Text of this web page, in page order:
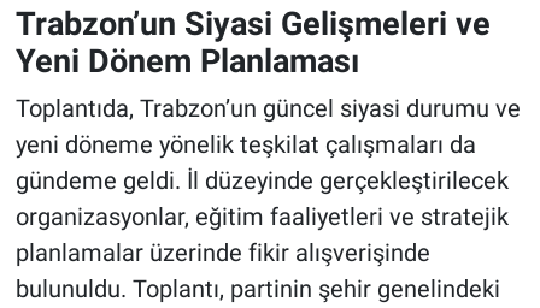
Trabzon’un Siyasi Gelişmeleri ve
Yeni Dönem Planlaması
Toplantıda, Trabzon’un güncel siyasi durumu ve
yeni döneme yönelik teşkilat çalışmaları da
gündeme geldi. İl düzeyinde gerçekleştirilecek
organizasyonlar, eğitim faaliyetleri ve stratejik
planlamalar üzerinde fikir alışverişinde
bulunuldu. Toplantı, partinin şehir genelindeki